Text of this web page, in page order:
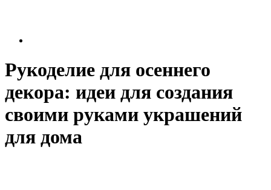
Рукоделие для осеннего
декора: идеи для создания
своими руками украшений
для дома